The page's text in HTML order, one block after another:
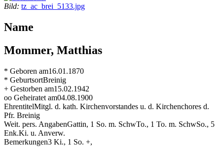
Bild: tz_ac_brei_5133.jpg
Name
Mommer, Matthias
* Geboren am16.01.1870
* GeburtsortBreinig
+ Gestorben am15.02.1942
oo Geheiratet am04.08.1900
EhrentitelMitgl. d. kath. Kirchenvorstandes u. d. Kirchenchores d.
Pfr. Breinig
Weit. pers. AngabenGattin, 1 So. m. SchwTo., 1 To. m. SchwSo., 5
Enk.Ki. u. Anverw.
Bemerkungen3 Ki., 1 So. +,